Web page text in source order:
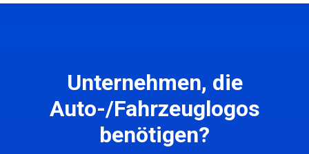
Unternehmen, die
Auto-/Fahrzeuglogos
benötigen?